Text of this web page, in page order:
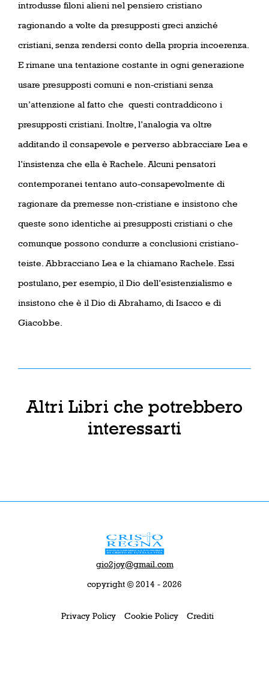
introdusse filoni alieni nel pensiero cristiano
ragionando a volte da presupposti greci anziché
cristiani, senza rendersi conto della propria incoerenza.
E rimane una tentazione costante in ogni generazione
usare presupposti comuni e non-cristiani senza
un’attenzione al fatto che questi contraddicono i
presupposti cristiani. Inoltre, l’analogia va oltre
additando il consapevole e perverso abbracciare Lea e
l’insistenza che ella è Rachele. Alcuni pensatori
contemporanei tentano auto-consapevolmente di
ragionare da premesse non-cristiane e insistono che
queste sono identiche ai presupposti cristiani o che
comunque possono condurre a conclusioni cristiano-
teiste. Abbracciano Lea e la chiamano Rachele. Essi
postulano, per esempio, il Dio dell’esistenzialismo e
insistono che è il Dio di Abrahamo, di Isacco e di
Giacobbe.
Altri Libri che potrebbero
interessarti
gio2joy@gmail.com
copyright © 2014 - 2026
Privacy Policy Cookie Policy Crediti